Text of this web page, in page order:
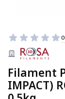
Filament
IMPACT)